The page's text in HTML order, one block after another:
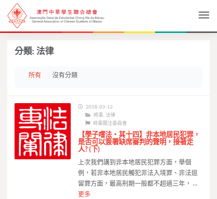
分類: 法律
所有 沒有分類
2018-03-12
時事, 法律
時事關注委員會
【學子嚐法・其十四】非本地居民犯罪，
是否可以簽署缺席審判的聲明，接著走
人? (下)
上次我們講到非本地居民犯罪方面，舉個
例，若非本地居民觸犯非法入境罪、非法逗
留罪方面，最高刑期一般都不超過三年， …
更多